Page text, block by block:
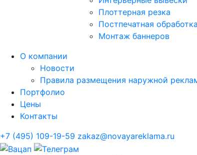
Плоттерная резка
Постпечатная обработка
Монтаж баннеров
О компании
Новости
Правила размещения наружной
Портфолио
Цены
Контакты
+7 (495) 109-19-59 zakaz@novayareklama.ru